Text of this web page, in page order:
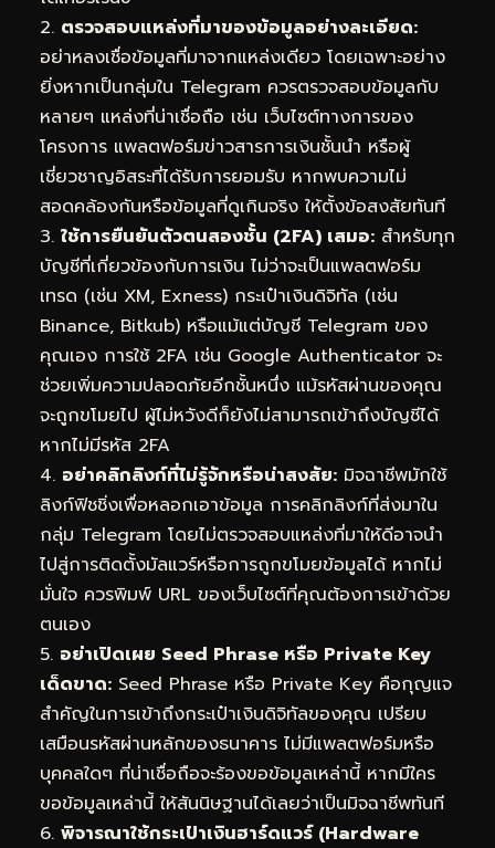
2. ตรวจสอบแหล่งที่มาของข้อมูลอย่างละเอียด:
อย่าหลงเชื่อข้อมูลที่มาจากแหล่งเดียว โดยเฉพาะอย่าง
ยิ่งหากเป็นกลุ่มใน Telegram ควรตรวจสอบข้อมูลกับ
หลายๆ แหล่งที่น่าเชื่อถือ เช่น เว็บไซต์ทางการของ
โครงการ แพลตฟอร์มข่าวสารการเงินชั้นนำ หรือผู้
เชี่ยวชาญอิสระที่ได้รับการยอมรับ หากพบความไม่
สอดคล้องกันหรือข้อมูลที่ดูเกินจริง ให้ตั้งข้อสงสัยทันที
3. ใช้การยืนยันตัวตนสองชั้น (2FA) เสมอ: สำหรับทุก
บัญชีที่เกี่ยวข้องกับการเงิน ไม่ว่าจะเป็นแพลตฟอร์ม
เทรด (เช่น XM, Exness) กระเป๋าเงินดิจิทัล (เช่น
Binance, Bitkub) หรือแม้แต่บัญชี Telegram ของ
คุณเอง การใช้ 2FA เช่น Google Authenticator จะ
ช่วยเพิ่มความปลอดภัยอีกชั้นหนึ่ง แม้รหัสผ่านของคุณ
จะถูกขโมยไป ผู้ไม่หวังดีก็ยังไม่สามารถเข้าถึงบัญชีได้
หากไม่มีรหัส 2FA
4. อย่าคลิกลิงก์ที่ไม่รู้จักหรือน่าสงสัย: มิจฉาชีพมักใช้
ลิงก์ฟิชชิ่งเพื่อหลอกเอาข้อมูล การคลิกลิงก์ที่ส่งมาใน
กลุ่ม Telegram โดยไม่ตรวจสอบแหล่งที่มาให้ดีอาจนำ
ไปสู่การติดตั้งมัลแวร์หรือการถูกขโมยข้อมูลได้ หากไม่
มั่นใจ ควรพิมพ์ URL ของเว็บไซต์ที่คุณต้องการเข้าด้วย
ตนเอง
5. อย่าเปิดเผย Seed Phrase หรือ Private Key
เด็ดขาด: Seed Phrase หรือ Private Key คือกุญแจ
สำคัญในการเข้าถึงกระเป๋าเงินดิจิทัลของคุณ เปรียบ
เสมือนรหัสผ่านหลักของธนาคาร ไม่มีแพลตฟอร์มหรือ
บุคคลใดๆ ที่น่าเชื่อถือจะร้องขอข้อมูลเหล่านี้ หากมีใคร
ขอข้อมูลเหล่านี้ ให้สันนิษฐานได้เลยว่าเป็นมิจฉาชีพทันที
6. พิจารณาใช้กระเป๋าเงินฮาร์ดแวร์ (Hardware